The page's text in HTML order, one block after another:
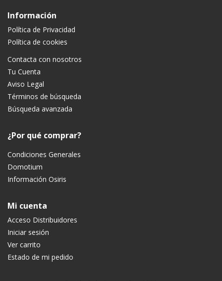
Información
Política de Privacidad
Política de cookies
Contacta con nosotros
Tu Cuenta
Aviso Legal
Términos de búsqueda
Búsqueda avanzada
¿Por qué comprar?
Condiciones Generales
Domotium
Información Osiris
Mi cuenta
Acceso Distribuidores
Iniciar sesión
Ver carrito
Estado de mi pedido